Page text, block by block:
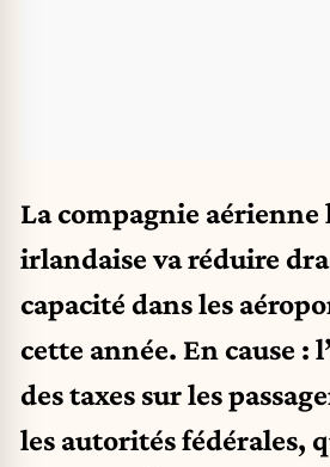
La compagnie aérienne
irlandaise va réduire
capacité dans les
cette année. En cause :
des taxes sur les
les autorités fédérales,